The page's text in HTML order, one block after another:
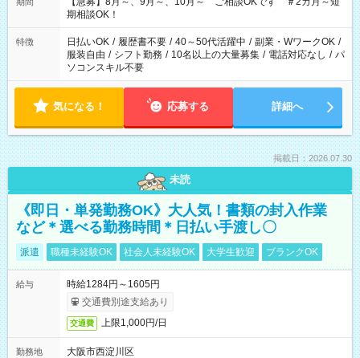
期相談OK！
特徴 日払いOK / 履歴書不要 / 40～50代活躍中 / 副業・WワークOK /
服装自由 / シフト勤務 / 10名以上の大量募集 / 電話対応なし / パ
ソコンスキル不要
気になる！ 応募する 詳細へ
掲載日：2026.07.30
未読
《即日・単発勤務OK》大人気！書類の封入作業
など＊選べる勤務時間＊日払い手渡し〇
派遣 職種未経験OK 社会人未経験OK 大学生歓迎 ブランクOK
給与
時給1284円～1605円
交通費別途支給あり
交通費 上限1,000円/日
勤務地
大阪市西淀川区